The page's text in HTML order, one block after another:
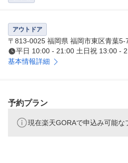
アウトドア
〒813-0025 福岡県 福岡市東区青葉5-
平日 10:00 - 21:00 土日祝 13:00 -
基本情報詳細
予約プラン
現在楽天GORAで申込み可能な